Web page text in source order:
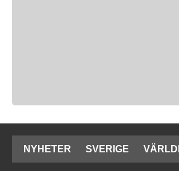
NYHETER SVERIGE